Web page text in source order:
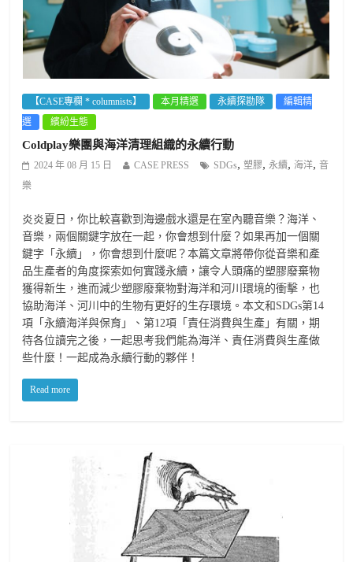
【CASE專欄 * columnists】 本月精選 永續探勘隊
編輯精
選
繽紛生態
Coldplay樂團與海洋清理組織的永續行動
2024 年 08 月 15 日 CASE PRESS SDGs,塑膠,永續, 海洋,音
樂
炎炎夏日，你比較喜歡到海邊戲水還是在室內聽音樂？海洋、
音樂，兩個關鍵字放在一起，你會想到什麼？如果再加一個關
鍵字「永續」，你會想到什麼呢？本篇文章將帶你從音樂和產
品生產者的角度探索如何實踐永續，讓令人頭痛的塑膠廢棄物
獲得新生，進而減少塑膠廢棄物對海洋和河川環境的衝擊，也
協助海洋、河川中的生物有更好的生存環境。本文和SDGs第14
項「永續海洋與保育」、第12項「責任消費與生產」有關，期
待各位讀完之後，一起思考我們能為海洋、責任消費與生產做
些什麼！一起成為永續行動的夥伴！
Read more